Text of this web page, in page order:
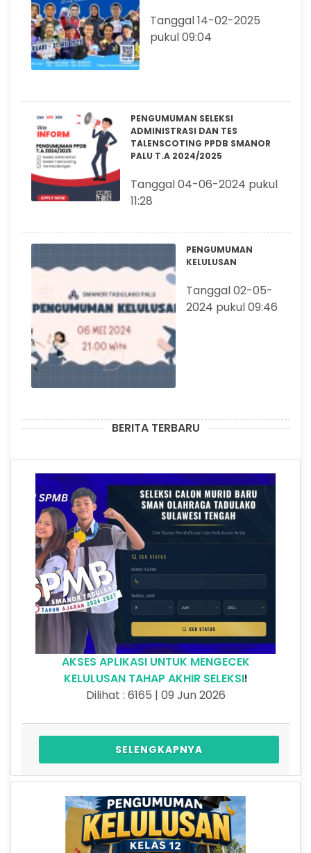
Tanggal 14-02-2025
pukul 09:04
PENGUMUMAN SELEKSI
ADMINISTRASI DAN TES
TALENSCOTING PPDB SMANOR
PALU T.A 2024/2025
Tanggal 04-06-2024 pukul
11:28
PENGUMUMAN
KELULUSAN
Tanggal 02-05-
2024 pukul 09:46
BERITA TERBARU
AKSES APLIKASI UNTUK MENGECEK
KELULUSAN TAHAP AKHIR SELEKSI!
Dilihat : 6165 | 09 Jun 2026
SELENGKAPNYA